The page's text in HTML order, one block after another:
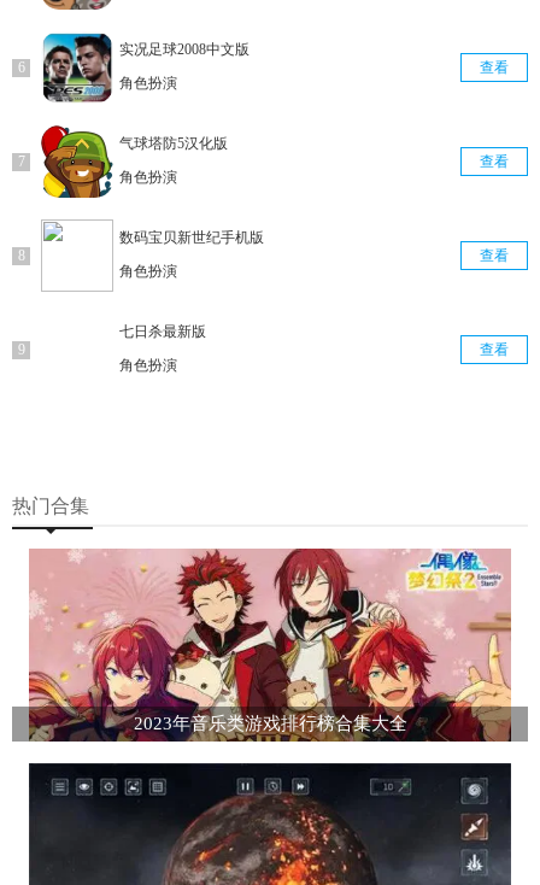
实况足球2008中文版
角色扮演
查看
气球塔防5汉化版
角色扮演
查看
数码宝贝新世纪手机版
角色扮演
查看
七日杀最新版
角色扮演
查看
热门合集
2023年音乐类游戏排行榜合集大全